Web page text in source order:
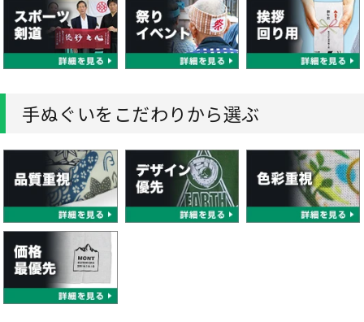
手ぬぐいをこだわりから選ぶ